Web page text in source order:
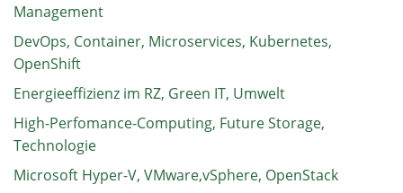
Management
DevOps, Container, Microservices, Kubernetes,
OpenShift
Energieeffizienz im RZ, Green IT, Umwelt
High-Perfomance-Computing, Future Storage,
Technologie
Microsoft Hyper-V, VMware,vSphere, OpenStack